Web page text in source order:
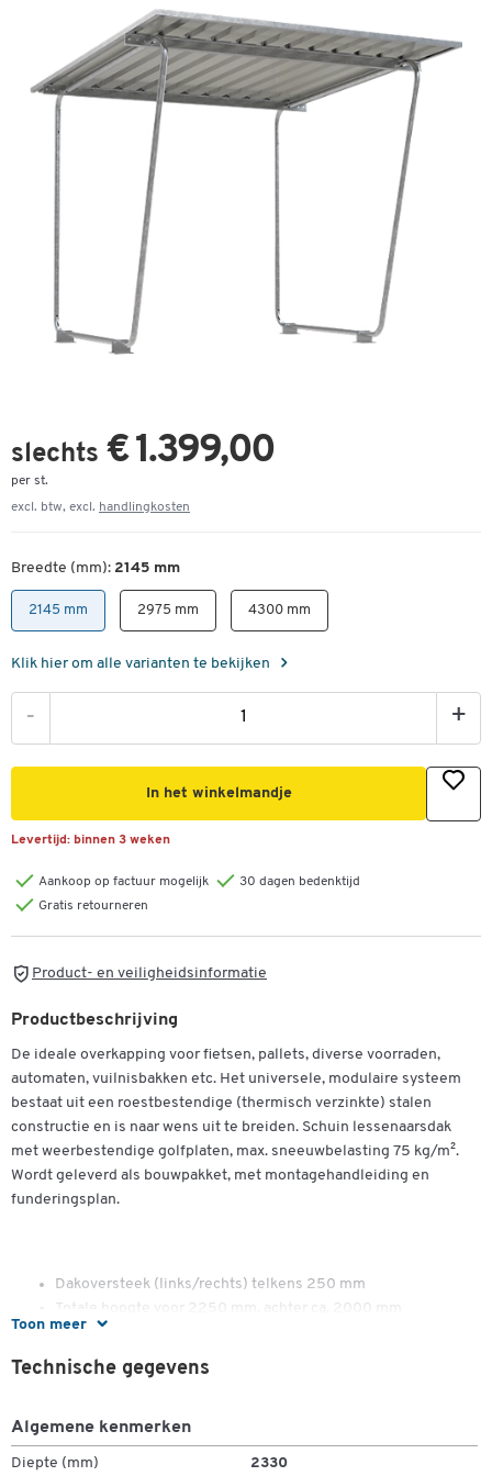
slechts € 1.399,00
per st.
excl. btw, excl. handlingkosten
Breedte (mm): 2145 mm
2145 mm 2975 mm 4300 mm
Klik hier om alle varianten te bekijken
- +
In het winkelmandje
Levertijd: binnen 3 weken
Aankoop op factuur mogelijk
30 dagen bedenktijd
Gratis retourneren
Product- en veiligheidsinformatie
Toon meer
Productbeschrijving
De ideale overkapping voor fietsen, pallets, diverse voorraden,
automaten, vuilnisbakken etc. Het universele, modulaire systeem
bestaat uit een roestbestendige (thermisch verzinkte) stalen
constructie en is naar wens uit te breiden. Schuin lessenaarsdak
met weerbestendige golfplaten, max. sneeuwbelasting 75 kg/m².
Wordt geleverd als bouwpakket, met montagehandleiding en
funderingsplan.
Dakoversteek (links/rechts) telkens 250 mm
Totale hoogte voor 2250 mm, achter ca. 2000 mm
Golfplaten aan beide kanten verzinkt, een kant extra
gepoedercoat in grijswit (RAL 9002)
Optimale prijs-kwaliteitverhouding
Technische gegevens
Algemene kenmerken
Diepte (mm) 2330